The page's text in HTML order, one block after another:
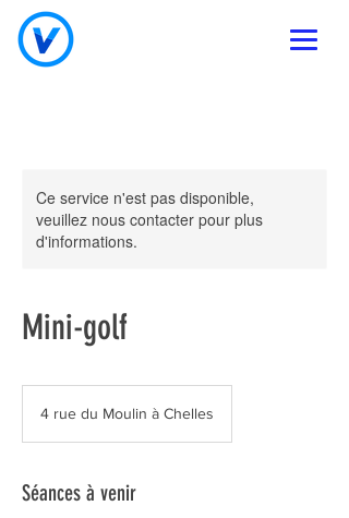
Ce service n'est pas disponible,
veuillez nous contacter pour plus
d'informations.
Mini-golf
4 rue du Moulin à Chelles
Séances à venir